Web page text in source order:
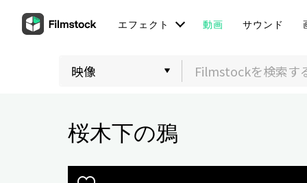
エフェクト 動画 サウンド
桜木下の鴉